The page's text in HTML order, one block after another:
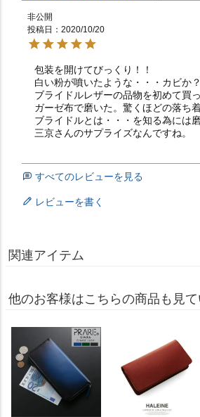
非公開
投稿日
2020/10/20
包装を開けてびっくり！！
白い粉が噴いたような・・・カビか？
ブライドルレザーの品物を初めて買っ
ガーゼ布で磨いた。驚くほどの落ち
ブライドルとは・・・を知る為には
三京さんのサプライズなんですね。
すべてのレビューを見る
レビューを書く
関連アイテム
他のお客様はこちらの商品も見